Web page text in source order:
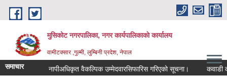
Skip to main content
मुसिकोट नगरपालिका, नगर कार्यपालिकाकाे कार्यालय
वामीटक्सार ,गुल्मी, लुम्बिनी प्रदेश, नेपाल
समाचार नापीअधिकृत वैकल्पिक उम्मेदवारसिफारिस गरिएको सूचना। कवाडी